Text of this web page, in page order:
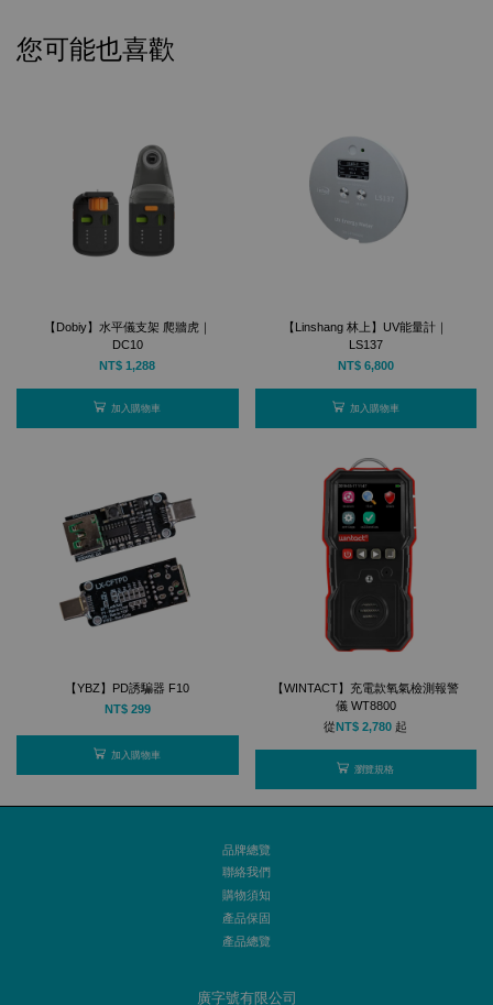
您可能也喜歡
【Dobiy】水平儀支架 爬牆虎｜
DC10
NT$ 1,288
加入購物車
【Linshang 林上】UV能量計｜
LS137
NT$ 6,800
加入購物車
【YBZ】PD誘騙器 F10
NT$ 299
加入購物車
【WINTACT】充電款氧氣檢測報警
儀 WT8800
從NT$ 2,780 起
瀏覽規格
品牌總覽
聯絡我們
購物須知
產品保固
產品總覽
廣字號有限公司